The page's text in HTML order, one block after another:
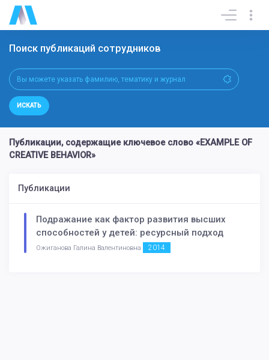
Поиск публикаций сотрудников
ИСКАТЬ
Публикации, содержащие ключевое слово «EXAMPLE OF
CREATIVE BEHAVIOR»
Публикации
Подражание как фактор развития высших
способностей у детей: ресурсный подход
Ожиганова Галина Валентиновна 2014